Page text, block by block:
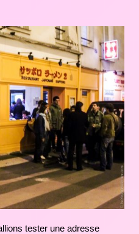
tester une adresse